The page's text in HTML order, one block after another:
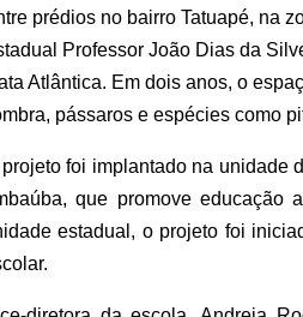
prédios no bairro Tatuapé, na
Professor João Dias da
Atlântica. Em dois anos, o
pássaros e espécies como
foi implantado na unidade
que promove educação
estadual, o projeto foi